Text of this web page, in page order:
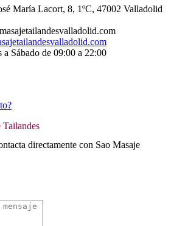
María Lacort, 8, 1ºC, 47002 Valladolid
a Sábado de 09:00 a 22:00
Tailandes
directamente con Sao Masaje